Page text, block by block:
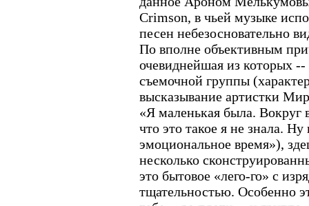
Crimson, в чьей музыке
песен небезосновательно
По вполне объективным
очевиднейшая из которых
съемочной группы
высказывание артистки
«Я маленькая была. Вокруг
что это такое я не знала.
эмоциональное время»),
несколько
это бытовое «лего-го» с
тщательностью. Особенно